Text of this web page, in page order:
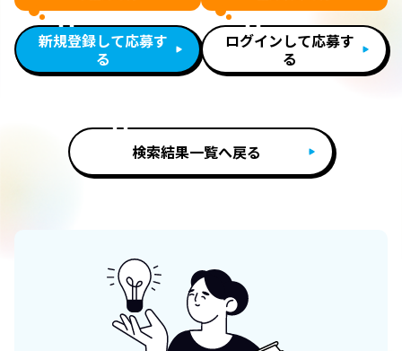
新規登録して応募す
る
ログインして応募す
る
検索結果一覧へ戻る